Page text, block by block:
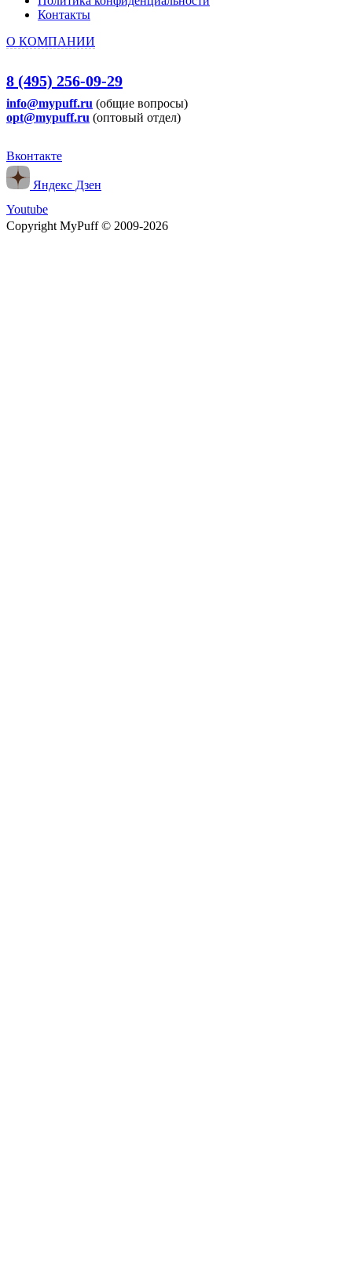
Контакты
О КОМПАНИИ
8 (495) 256-09-29
info@mypuff.ru (общие вопросы)
opt@mypuff.ru (оптовый отдел)
Вконтакте
Яндекс Дзен
Youtube
Copyright MyPuff © 2009-2026